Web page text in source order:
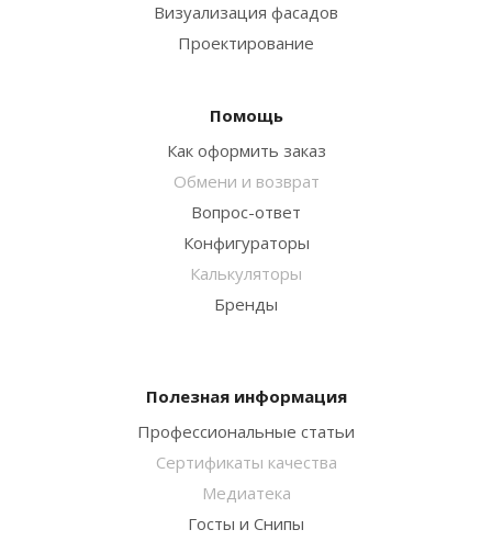
Визуализация фасадов
Проектирование
Помощь
Как оформить заказ
Обмени и возврат
Вопрос-ответ
Конфигураторы
Калькуляторы
Бренды
Полезная информация
Профессиональные статьи
Сертификаты качества
Медиатека
Госты и Снипы